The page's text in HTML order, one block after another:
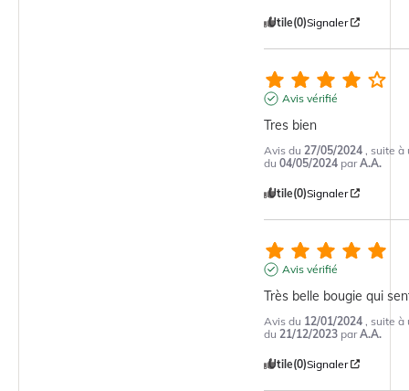
Utile(0)Signaler
Avis vérifié
Tres bien
Avis du 27/05/2024 , suite à
du 04/05/2024 parA.A.
Utile(0)Signaler
Avis vérifié
Très belle bougie qui
Avis du 12/01/2024 , suite à
du 21/12/2023 parA.A.
Utile(0)Signaler